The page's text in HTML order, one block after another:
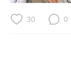
العربية
30 0